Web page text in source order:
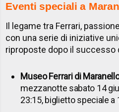
Eventi speciali a
Il legame tra Ferrari,
con una serie di iniziative
riproposte dopo il successo
Museo Ferrari di
mezzanotte sabato 14
23:15, biglietto speciale a